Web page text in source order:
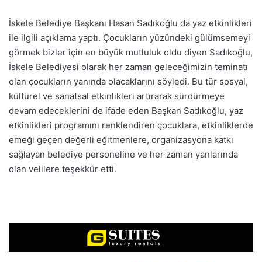
İskele Belediye Başkanı Hasan Sadıkoğlu da yaz etkinlikleri
ile ilgili açıklama yaptı. Çocukların yüzündeki gülümsemeyi
görmek bizler için en büyük mutluluk oldu diyen Sadıkoğlu,
İskele Belediyesi olarak her zaman geleceğimizin teminatı
olan çocukların yanında olacaklarını söyledi. Bu tür sosyal,
kültürel ve sanatsal etkinlikleri artırarak sürdürmeye
devam edeceklerini de ifade eden Başkan Sadıkoğlu, yaz
etkinlikleri programını renklendiren çocuklara, etkinliklerde
emeği geçen değerli eğitmenlere, organizasyona katkı
sağlayan belediye personeline ve her zaman yanlarında
olan velilere teşekkür etti.